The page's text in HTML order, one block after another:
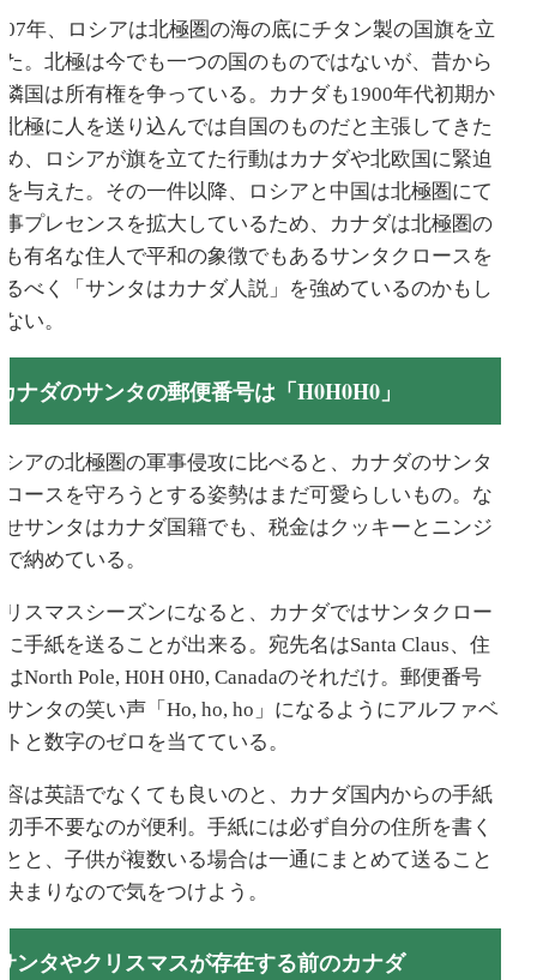
年、ロシアは北極圏の海の底にチタン製の国旗を立
。北極は今でも一つの国のものではないが、昔から
国は所有権を争っている。カナダも1900年代初期か
極に人を送り込んでは自国のものだと主張してきた
、ロシアが旗を立てた行動はカナダや北欧国に緊迫
与えた。その一件以降、ロシアと中国は北極圏にて
プレセンスを拡大しているため、カナダは北極圏の
有名な住人で平和の象徴でもあるサンタクロースを
べく「サンタはカナダ人説」を強めているのかもし
い。
ナダのサンタの郵便番号は「H0H0H0」
アの北極圏の軍事侵攻に比べると、カナダのサンタ
ースを守ろうとする姿勢はまだ可愛らしいもの。な
サンタはカナダ国籍でも、税金はクッキーとニンジ
納めている。
スマスシーズンになると、カナダではサンタクロー
手紙を送ることが出来る。宛先名はSanta Claus、住
North Pole, H0H 0H0, Canadaのそれだけ。郵便番号
ンタの笑い声「Ho, ho, ho」になるようにアルファベ
と数字のゼロを当てている。
は英語でなくても良いのと、カナダ国内からの手紙
手不要なのが便利。手紙には必ず自分の住所を書く
と、子供が複数いる場合は一通にまとめて送ること
まりなので気をつけよう。
ンタやクリスマスが存在する前のカナダ